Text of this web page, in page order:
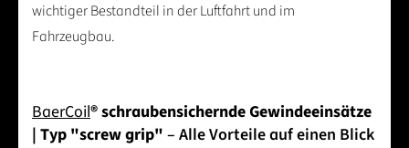
wichtiger Bestandteil in der Luftfahrt und im
Fahrzeugbau.
BaerCoil® schraubensichernde Gewindeeinsätze
| Typ "screw grip" – Alle Vorteile auf einen Blick